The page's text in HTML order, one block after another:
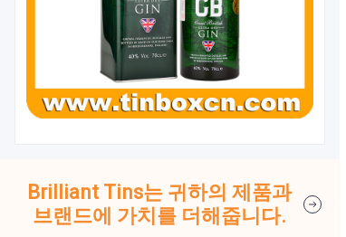
Brilliant Tins는 귀하의 제품과
브랜드에 가치를 더해줍니다.